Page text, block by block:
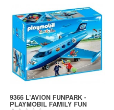
9366 L'AVION FUNPARK -
PLAYMOBIL FAMILY FUN